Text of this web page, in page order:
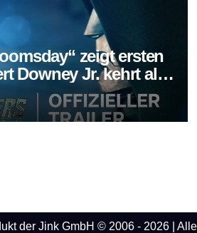
zeigt ersten
Downey Jr. kehrt als
zurück
der Jink GmbH © 2006 - 2026 | Alle